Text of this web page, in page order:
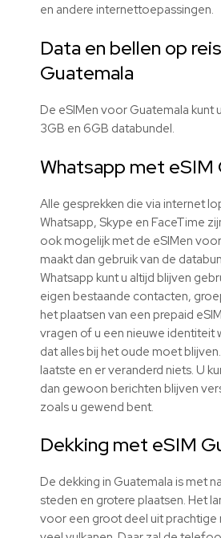
en andere internettoepassingen.
Data en bellen op
Guatemala
De eSIMen voor Guatemala kunt
3GB en 6GB databundel.
Whatsapp met eSIM
Alle gesprekken die via internet
Whatsapp, Skype en FaceTime
ook mogelijk met de eSIMen
maakt dan gebruik van de
Whatsapp kunt u altijd blijven
eigen bestaande contacten,
het plaatsen van een prepaid
vragen of u een nieuwe identiteit
dat alles bij het oude moet
laatste en er veranderd niets. U
dan gewoon berichten blijven
zoals u gewend bent.
Dekking met eSIM
De dekking in Guatemala is met
steden en grotere plaatsen. Het
voor een groot deel uit